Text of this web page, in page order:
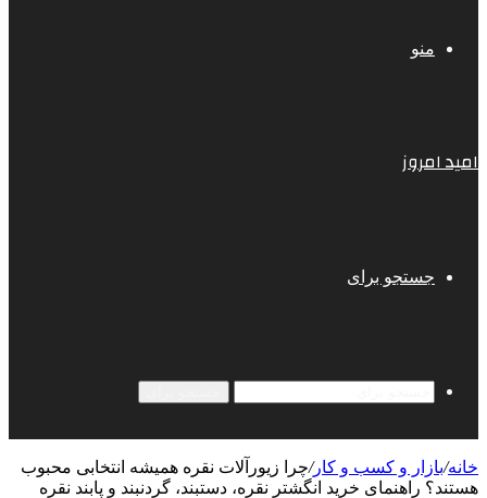
منو
امید امروز
جستجو برای
خانه/بازار و کسب و کار/چرا زیورآلات نقره همیشه انتخابی محبوب
هستند؟ راهنمای خرید انگشتر نقره، دستبند، گردنبند و پابند نقره